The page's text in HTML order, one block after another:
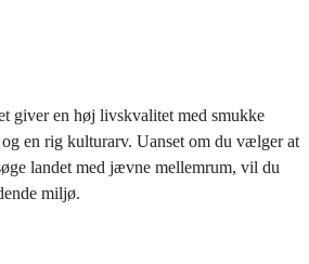
giver en høj livskvalitet med smukke
en rig kulturarv. Uanset om du vælger at
landet med jævne mellemrum, vil du
miljø.